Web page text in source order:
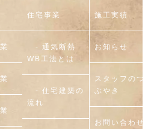
住宅事業
- 通気断熱
WB工法とは
- 住宅建築の
流れ
施工実績
お知らせ
スタッフのつ
ぶやき
お問い合わせ